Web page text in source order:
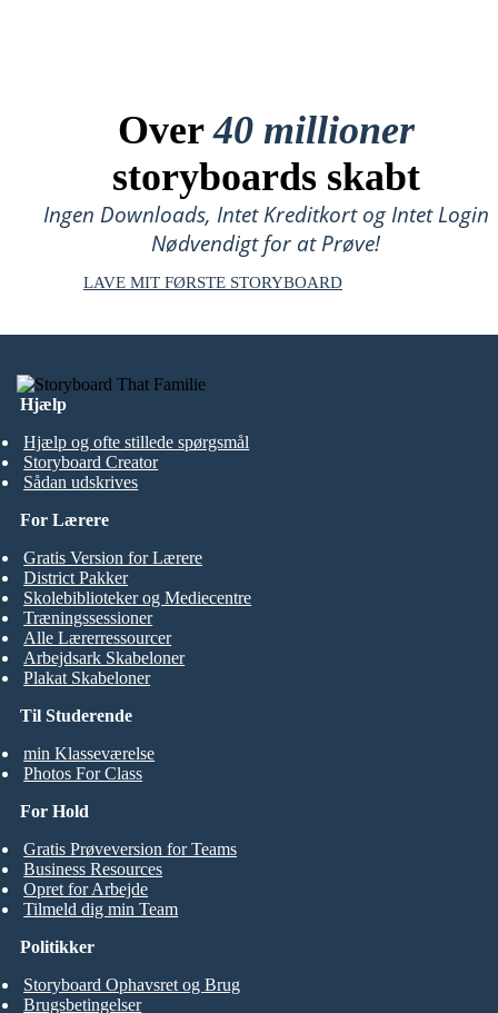
Over40 millioner
storyboards skabt
Ingen Downloads, Intet Kreditkort og Intet Login
Nødvendigt for at Prøve!
LAVE MIT FØRSTE STORYBOARD
Hjælp
Hjælp og ofte stillede spørgsmål
Storyboard Creator
Sådan udskrives
Til Studerende
min Klasseværelse
Photos For Class
For Lærere
Gratis Version for Lærere
District Pakker
Skolebiblioteker og Mediecentre
Træningssessioner
Alle Lærerressourcer
Arbejdsark Skabeloner
Plakat Skabeloner
For Hold
Gratis Prøveversion for Teams
Business Resources
Opret for Arbejde
Tilmeld dig min Team
Politikker
Storyboard Ophavsret og Brug
Brugsbetingelser